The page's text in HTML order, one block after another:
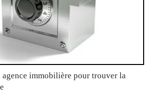
immobilière pour trouver la